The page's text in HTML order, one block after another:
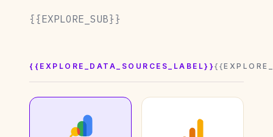
{{EXPLORE_SUB}}
{{EXPLORE_DATA_SOURCES_LABEL}}